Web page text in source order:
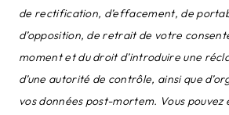
de rectification, d’effacement, de
d’opposition, de retrait de votre
moment et du droit d’introduire une
d’une autorité de contrôle, ainsi que
vos données post-mortem. Vous